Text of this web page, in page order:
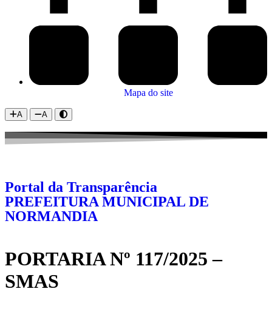
Mapa do site
A A
Portal da Transparência
PREFEITURA MUNICIPAL DE
NORMANDIA
PORTARIA Nº 117/2025 –
SMAS